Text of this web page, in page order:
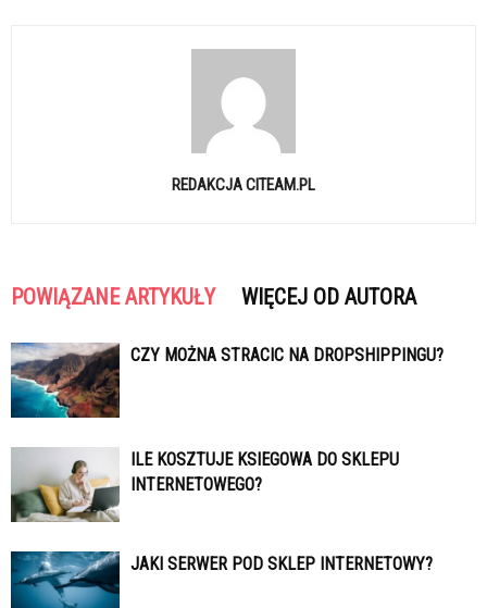
REDAKCJA CITEAM.PL
POWIĄZANE ARTYKUŁY WIĘCEJ OD AUTORA
CZY MOŻNA STRACIC NA DROPSHIPPINGU?
ILE KOSZTUJE KSIEGOWA DO SKLEPU
INTERNETOWEGO?
JAKI SERWER POD SKLEP INTERNETOWY?